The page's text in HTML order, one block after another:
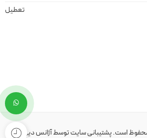
تعطیل
پشتیبانی سایتتوسطآژانس دیهیم.